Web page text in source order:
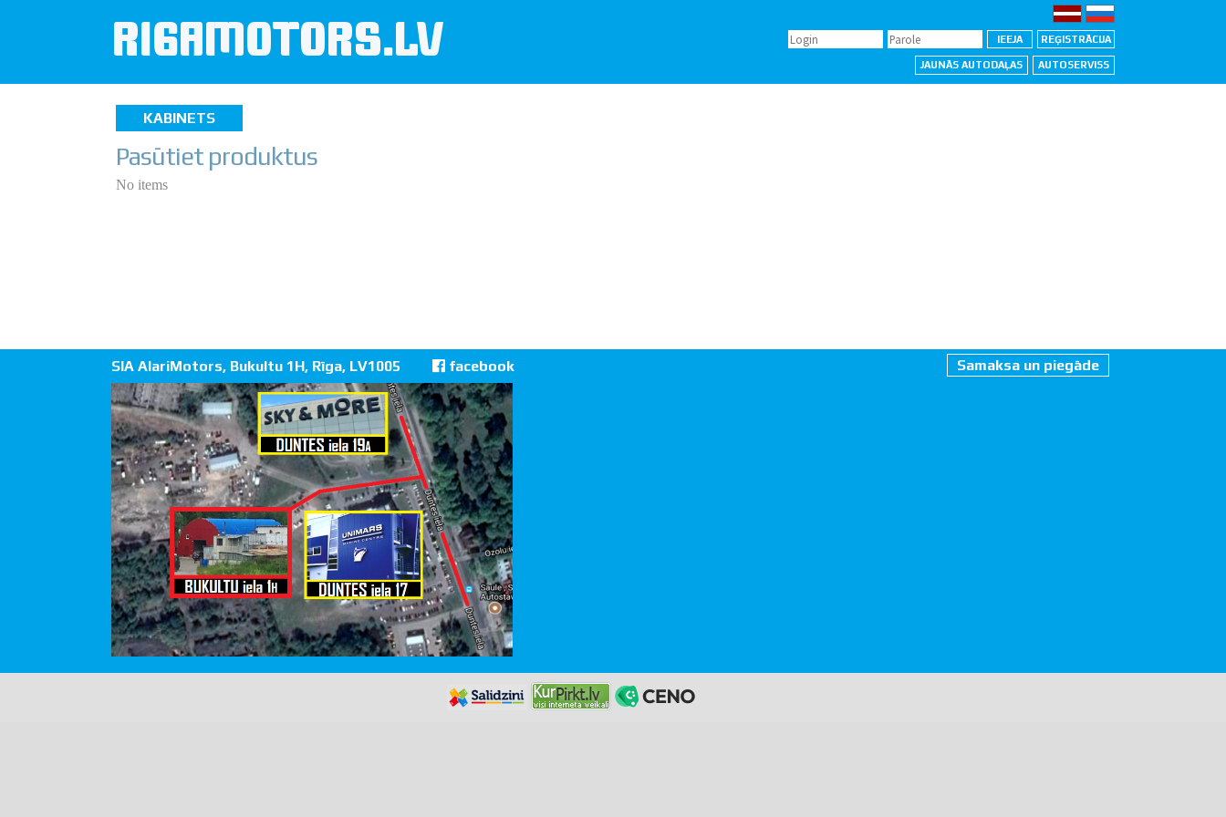
RIGAMOTORS.LV JAUNĀS AUTODAĻAS AUTOSERVISS
KABINETS
Pasūtiet produktus
No items
Samaksa un piegāde
SIA AlariMotors, Bukultu 1H, Rīga, LV1005 facebook